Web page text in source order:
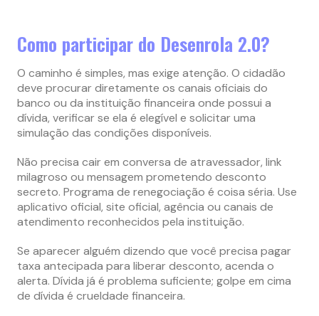
Como participar do Desenrola 2.0?
O caminho é simples, mas exige atenção. O cidadão
deve procurar diretamente os canais oficiais do
banco ou da instituição financeira onde possui a
dívida, verificar se ela é elegível e solicitar uma
simulação das condições disponíveis.
Não precisa cair em conversa de atravessador, link
milagroso ou mensagem prometendo desconto
secreto. Programa de renegociação é coisa séria. Use
aplicativo oficial, site oficial, agência ou canais de
atendimento reconhecidos pela instituição.
Se aparecer alguém dizendo que você precisa pagar
taxa antecipada para liberar desconto, acenda o
alerta. Dívida já é problema suficiente; golpe em cima
de dívida é crueldade financeira.